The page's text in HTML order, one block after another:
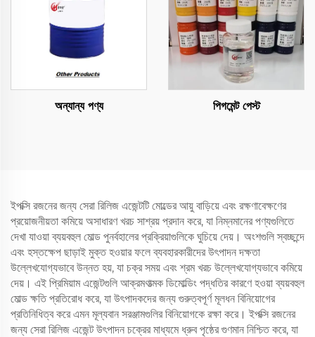
অন্যান্য পণ্য পিগমেন্ট পেস্ট
ইপক্সি রজনের জন্য সেরা রিলিজ এজেন্টটি মোল্ডের আয়ু বাড়িয়ে এবং রক্ষণাবেক্ষণের
প্রয়োজনীয়তা কমিয়ে অসাধারণ খরচ সাশ্রয় প্রদান করে, যা নিম্নমানের পণ্যগুলিতে
দেখা যাওয়া ব্যয়বহুল মোল্ড পুনর্বহালের প্রক্রিয়াগুলিকে ঘুচিয়ে দেয়। অংশগুলি স্বচ্ছন্দে
এবং হস্তক্ষেপ ছাড়াই মুক্ত হওয়ার ফলে ব্যবহারকারীদের উৎপাদন দক্ষতা
উল্লেখযোগ্যভাবে উন্নত হয়, যা চক্র সময় এবং শ্রম খরচ উল্লেখযোগ্যভাবে কমিয়ে
দেয়। এই প্রিমিয়াম এজেন্টগুলি আক্রমণাত্মক ডিমোল্ডিং পদ্ধতির কারণে হওয়া ব্যয়বহুল
মোল্ড ক্ষতি প্রতিরোধ করে, যা উৎপাদকদের জন্য গুরুত্বপূর্ণ মূলধন বিনিয়োগের
প্রতিনিধিত্ব করে এমন মূল্যবান সরঞ্জামগুলির বিনিয়োগকে রক্ষা করে। ইপক্সি রজনের
জন্য সেরা রিলিজ এজেন্ট উৎপাদন চক্রের মাধ্যমে ধ্রুব পৃষ্ঠের গুণমান নিশ্চিত করে, যা